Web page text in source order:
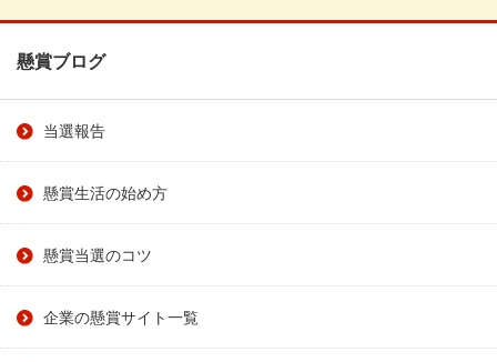
懸賞ブログ
当選報告
懸賞生活の始め方
懸賞当選のコツ
企業の懸賞サイト一覧